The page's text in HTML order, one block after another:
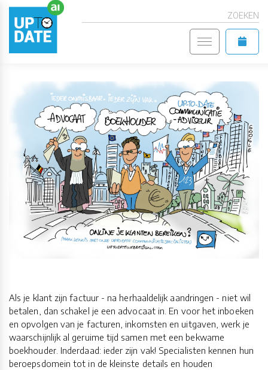
ZOEKEN
Als je klant zijn factuur - na herhaaldelijk aandringen - niet wil
betalen, dan schakel je een advocaat in. En voor het inboeken
en opvolgen van je facturen, inkomsten en uitgaven, werk je
waarschijnlijk al geruime tijd samen met een bekwame
boekhouder. Inderdaad: ieder zijn vak! Specialisten kennen hun
beroepsdomein tot in de kleinste details en houden